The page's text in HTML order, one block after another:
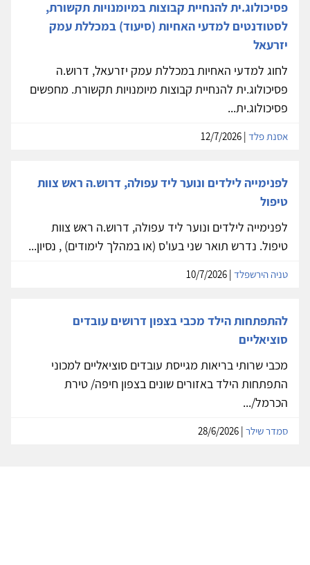
פסיכולוג.ית להנחיית קבוצות במיומנויות תקשורת,
לסטודנטים למדעי האחיות (סיעוד) במכללת עמק
יזרעאל
לחוג למדעי האחיות במכללת עמק יזרעאל, דרוש.ה
פסיכולוג.ית להנחיית קבוצות מיומנויות תקשורת. מחפשים
פסיכולוג.ית...
אסנת פלד
לפנימייה לילדים ונוער ליד עפולה, דרוש.ה ראש צוות
טיפול
לפנימייה לילדים ונוער ליד עפולה, דרוש.ה ראש צוות
טיפול. נדרש תואר שני בעו'ס (או במהלך לימודים) , נסיון...
טניה הירשפלד
להתפתחות הילד מכבי בצפון דרושים עובדים
סוציאליים
מכבי שרותי בריאות מגייסת עובדים סוציאליים למכוני
התפתחות הילד באזורים שונים בצפון חיפה/ טירת
הכרמל/...
סמדר שילר